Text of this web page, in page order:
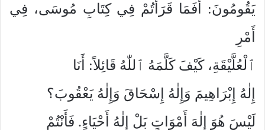
يَقُومُونَ: أَفَمَا قَرَأْتُمْ فِي كِتَابِ مُوسَى، فِي
أَمْرِ
ٱلْعُلَّيْقَةِ، كَيْفَ كَلَّمَهُ ٱللّٰهُ قَائِلاً: أَنَا
إِلٰهُ إِبْرَاهِيمَ وَإِلٰهُ إِسْحَاقَ وَإِلٰهُ يَعْقُوبَ؟
لَيْسَ هُوَ إِلٰهَ أَمْوَاتٍ بَلْ إِلٰهُ أَحْيَاءٍ. فَأَنْتُمْ